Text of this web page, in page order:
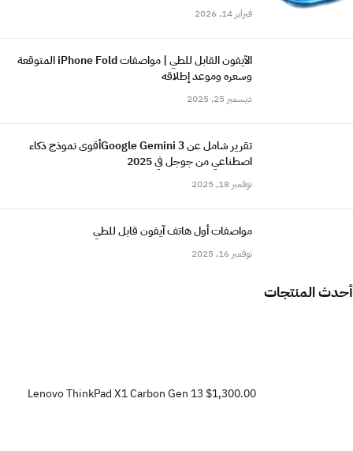
فبراير 14, 2026
الآيفون القابل للطي | مواصفات iPhone Fold المتوقعة
وسعره وموعد إطلاقه
ديسمبر 25, 2025
تقرير شامل عن Google Gemini 3أقوى نموذج ذكاء
اصطناعي من جوجل في 2025
نوفمبر 18, 2025
مواصفات أول هاتف آيفون قابل للطي
نوفمبر 16, 2025
أحدث المنتجات
Lenovo ThinkPad X1 Carbon Gen 13 $1,300.00